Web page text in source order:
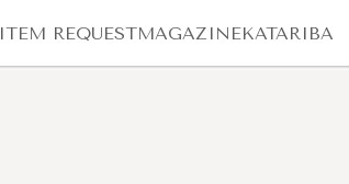
ITEM REQUESTMAGAZINEKATARIBA